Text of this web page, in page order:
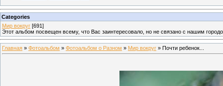
Categories
Мир вокруг [691]
Этот альбом посвещен всему, что Вас заинтересовало, но не связано с нашим
Главная » Фотоальбом » Фотоальбом о Разном » Мир вокруг » Почти ребенок...